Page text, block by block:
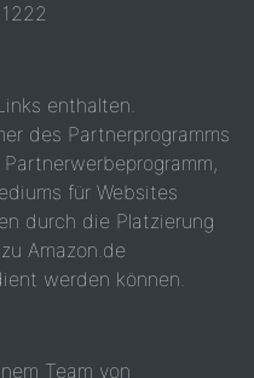
enthalten.
des Partnerprogramms
für Websites
durch die Platzierung
Amazon.de
werden können.
Team von